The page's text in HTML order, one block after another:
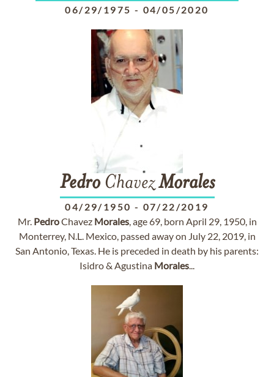
06/29/1975 - 04/05/2020
PedroChavezMorales
04/29/1950 - 07/22/2019
Mr. PedroChavez Morales, age 69, born April 29, 1950, in
Monterrey, N.L. Mexico, passed away on July 22, 2019, in
San Antonio, Texas. He is preceded in death by his parents:
Isidro & Agustina Morales...